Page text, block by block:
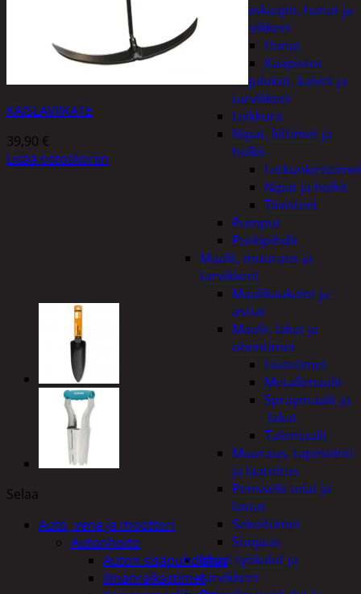
Allaskaapit, hanat ja
tarvikkeet
Hanat
Kaapistot
Hajulukot, kaivot ja
tarvikkeet
Leikkurit
Nipat, liittimet ja
holkit
Nipat ja holkit
Tiivisteet
Pumput
Putkipihdit
Maalit, muuraus ja
tarvikkeet
Maalikaukalot ja -
astiat
Maalit, lakat ja
ohentimet
Liuottimet
Metallimaalit
Spraymaalit ja
-lakat
Talomaalit
Muuraus, tapetointi
ja laatoitus
Pensselit telat ja
lastat
Sekoittimet
Suojaus
Muut työkalut ja
tarvikkeet
KAISLAVIIKATE
39,90 €
Lisää ostoskoriin
Selaa
Auto, vene ja moottori
Autonhoito
Auton sisäpuhdistus
ilmanraikastimet